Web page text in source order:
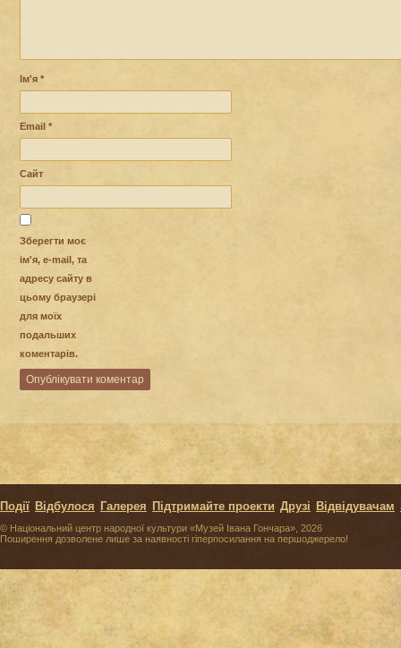
Ім'я *
Email *
Сайт
Зберегти моє
ім'я, e-mail, та
адресу сайту в
цьому браузері
для моїх
подальших
коментарів.
© Національний центр народної культури «Музей Івана Гончара», 2026
Поширення дозволене лише за наявності гіперпосилання на першоджерело!
Події Відбулося Галерея Підтримайте проекти Друзі Відвідувачам